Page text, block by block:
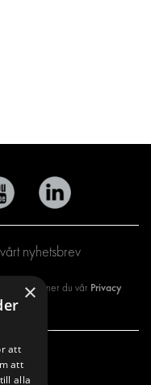
nyhetsbrev
godkänner du vår Privacy
×
att
att
alla